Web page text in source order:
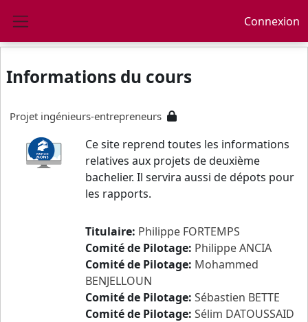
Connexion
Informations du cours
Projet ingénieurs-entrepreneurs
Ce site reprend toutes les informations
relatives aux projets de deuxième
bachelier. Il servira aussi de dépots pour
les rapports.
Titulaire: Philippe FORTEMPS
Comité de Pilotage: Philippe ANCIA
Comité de Pilotage: Mohammed
BENJELLOUN
Comité de Pilotage: Sébastien BETTE
Comité de Pilotage: Sélim DATOUSSAID